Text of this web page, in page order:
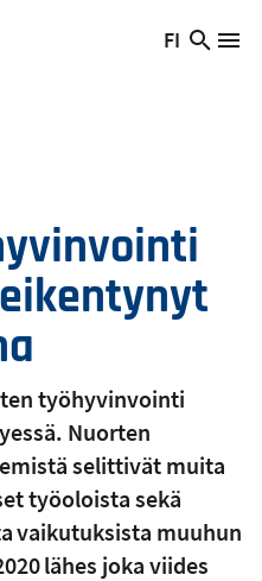
Vaihda
FI
Hae
työhyvinvointi
Nuorten
selittivät muita
työoloista sekä
vaikutuksista muuhun
lähes joka viides